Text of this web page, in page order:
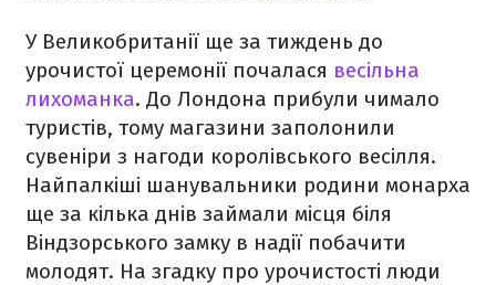
У Великобританії ще за тиждень до
урочистої церемонії почалася весільна
лихоманка. До Лондона прибули чимало
туристів, тому магазини заполонили
сувеніри з нагоди королівського весілля.
Найпалкіші шанувальники родини монарха
ще за кілька днів займали місця біля
Віндзорського замку в надії побачити
молодят. На згадку про урочистості люди